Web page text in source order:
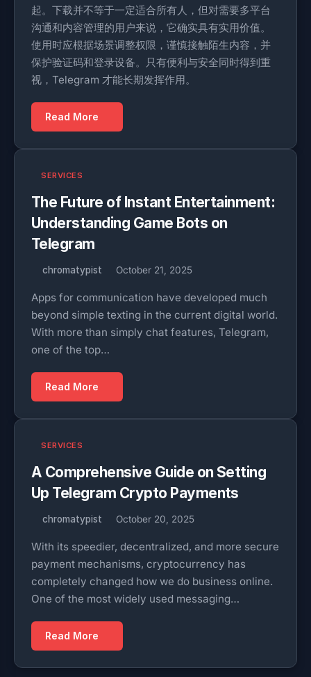
起。下载并不等于一定适合所有人，但对需要多平台
沟通和内容管理的用户来说，它确实具有实用价值。
使用时应根据场景调整权限，谨慎接触陌生内容，并
保护验证码和登录设备。只有便利与安全同时得到重
视，Telegram 才能长期发挥作用。
Read More
SERVICES
The Future of Instant Entertainment:
Understanding Game Bots on
Telegram
chromatypist October 21, 2025
Apps for communication have developed much
beyond simple texting in the current digital world.
With more than simply chat features, Telegram,
one of the top…
Read More
SERVICES
A Comprehensive Guide on Setting
Up Telegram Crypto Payments
chromatypist October 20, 2025
With its speedier, decentralized, and more secure
payment mechanisms, cryptocurrency has
completely changed how we do business online.
One of the most widely used messaging…
Read More